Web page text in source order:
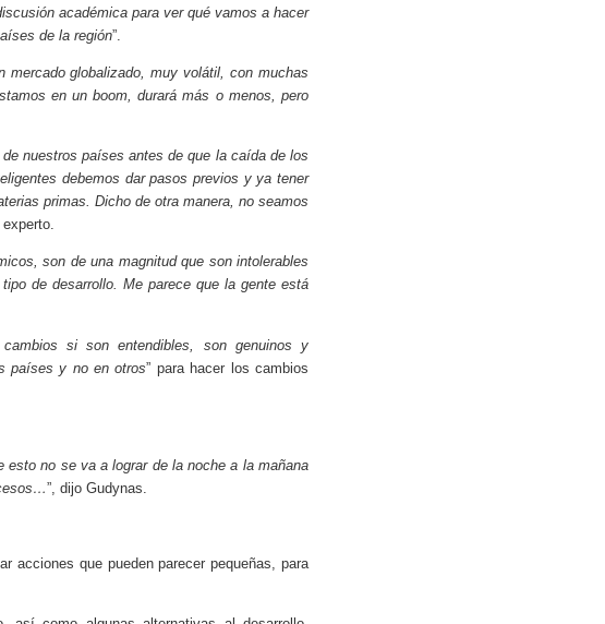
académica para ver qué vamos a hacer
de la región”.
globalizado, muy volátil, con muchas
en un boom, durará más o menos, pero
nuestros países antes de que la caída de los
debemos dar pasos previos y ya tener
primas. Dicho de otra manera, no seamos
son de una magnitud que son intolerables
de desarrollo. Me parece que la gente está
si son entendibles, son genuinos y
países y no en otros” para hacer los cambios
esto no se va a lograr de la noche a la mañana
”, dijo Gudynas.
acciones que pueden parecer pequeñas, para